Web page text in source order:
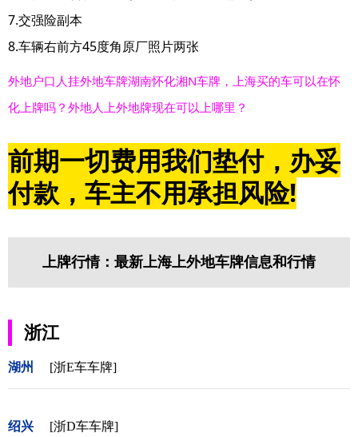
7.交强险副本
8.车辆右前方45度角原厂照片两张
外地户口人挂外地车牌湖南怀化湘N车牌，上海买的车可以在怀
化上牌吗？外地人上外地牌现在可以上哪里？
前期一切费用我们垫付，办妥
付款，车主不用承担风险!
上牌行情：最新上海上外地车牌信息和行情
浙江
湖州 [浙E车车牌]
绍兴 [浙D车车牌]